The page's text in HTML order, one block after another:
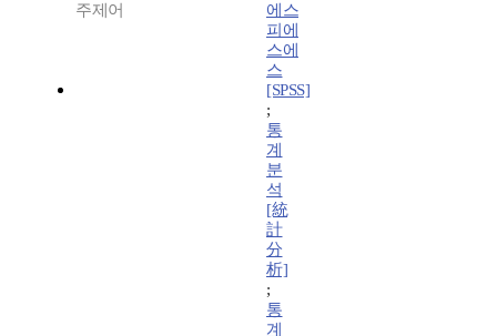
주제어
에스
피에
스에
스
[SPSS]
;
통
계
분
석
[統
計
分
析]
;
통
계